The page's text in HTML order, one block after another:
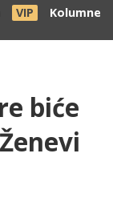
VIP Kolumne
biće